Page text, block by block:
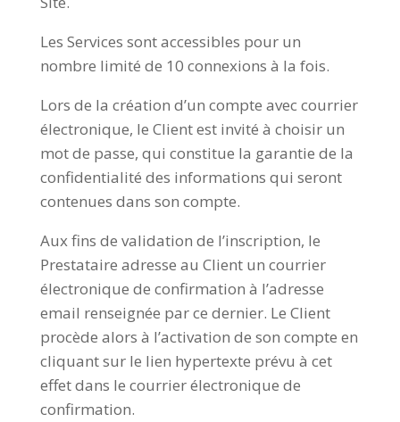
Les Services sont accessibles pour un
nombre limité de 10 connexions à la fois.
Lors de la création d’un compte avec courrier
électronique, le Client est invité à choisir un
mot de passe, qui constitue la garantie de la
confidentialité des informations qui seront
contenues dans son compte.
Aux fins de validation de l’inscription, le
Prestataire adresse au Client un courrier
électronique de confirmation à l’adresse
email renseignée par ce dernier. Le Client
procède alors à l’activation de son compte en
cliquant sur le lien hypertexte prévu à cet
effet dans le courrier électronique de
confirmation.